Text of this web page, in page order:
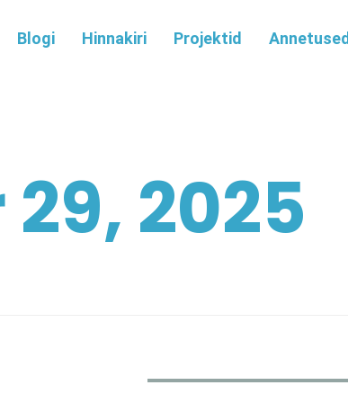
Blogi Hinnakiri Projektid Annetused
2025